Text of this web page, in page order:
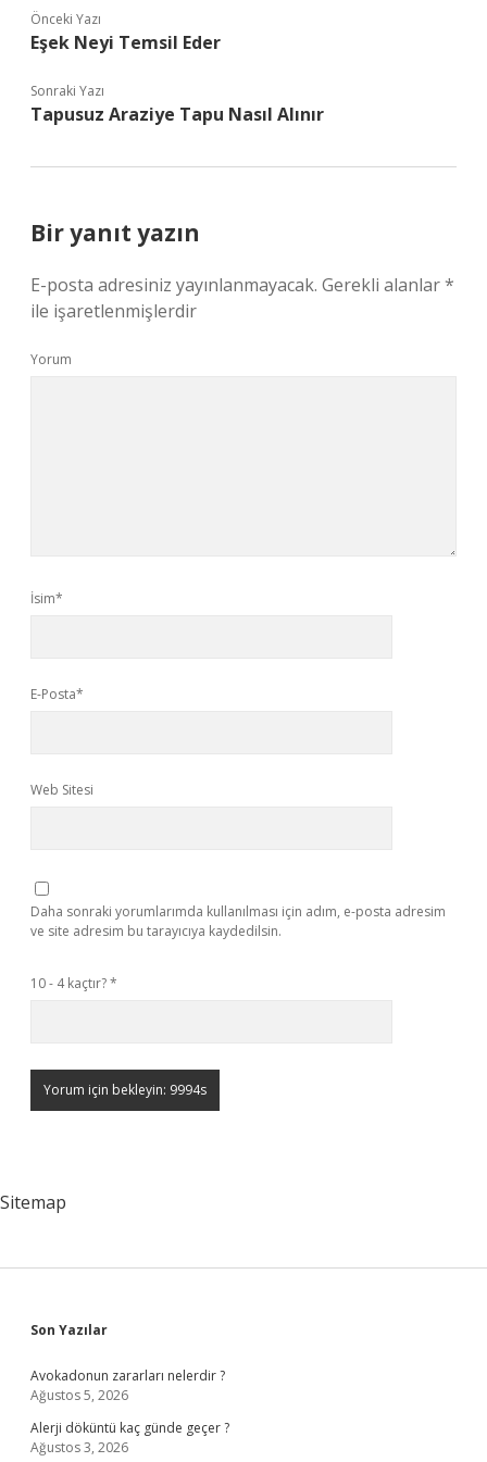
Önceki Yazı
Eşek Neyi Temsil Eder
Sonraki Yazı
Tapusuz Araziye Tapu Nasıl Alınır
Bir yanıt yazın
E-posta adresiniz yayınlanmayacak. Gerekli alanlar*
ile işaretlenmişlerdir
Yorum
İsim*
E-Posta*
Web Sitesi
Daha sonraki yorumlarımda kullanılması için adım, e-posta adresim
ve site adresim bu tarayıcıya kaydedilsin.
10 - 4 kaçtır?*
Sitemap
Sidebar
Son Yazılar
Avokadonun zararları nelerdir ?
Ağustos 5, 2026
Alerji döküntü kaç günde geçer ?
Ağustos 3, 2026